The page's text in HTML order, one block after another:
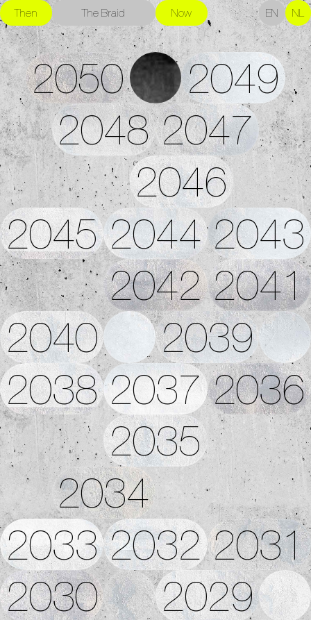
Then The Braid Now EN NL
2050
2049
2048 2047
2046
2045 2044 2043
2042 2041
2040
2039
2038 2037 2036
2035
2034
2033 2032 2031
2030
2029